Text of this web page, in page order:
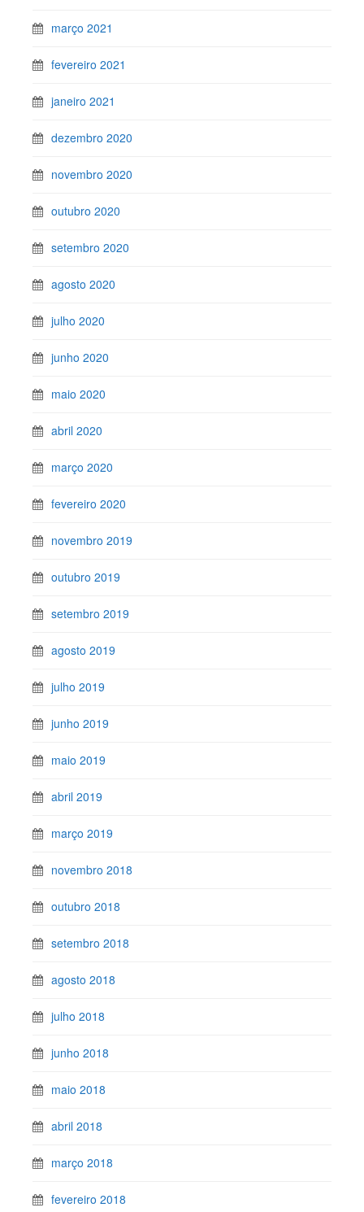
março 2021
fevereiro 2021
janeiro 2021
dezembro 2020
novembro 2020
outubro 2020
setembro 2020
agosto 2020
julho 2020
junho 2020
maio 2020
abril 2020
março 2020
fevereiro 2020
novembro 2019
outubro 2019
setembro 2019
agosto 2019
julho 2019
junho 2019
maio 2019
abril 2019
março 2019
novembro 2018
outubro 2018
setembro 2018
agosto 2018
julho 2018
junho 2018
maio 2018
abril 2018
março 2018
fevereiro 2018